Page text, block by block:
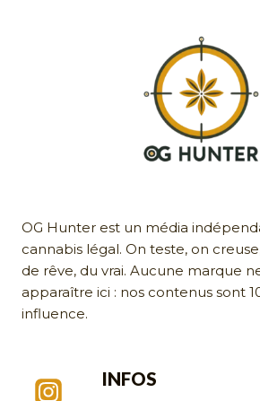
OG Hunter est un média
cannabis légal. On teste, on
de rêve, du vrai. Aucune marque
apparaître ici : nos contenus sont
influence.
INFOS